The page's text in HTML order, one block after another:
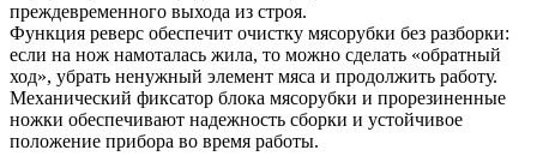
преждевременного выхода из строя.
Функция реверс обеспечит очистку мясорубки без разборки:
если на нож намоталась жила, то можно сделать «обратный
ход», убрать ненужный элемент мяса и продолжить работу.
Механический фиксатор блока мясорубки и прорезиненные
ножки обеспечивают надежность сборки и устойчивое
положение прибора во время работы.